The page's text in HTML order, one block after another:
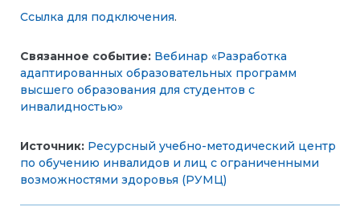
Ссылка для подключения.
Связанное событие: Вебинар «Разработка
адаптированных образовательных программ
высшего образования для студентов с
инвалидностью»
Источник: Ресурсный учебно-методический центр
по обучению инвалидов и лиц с ограниченными
возможностями здоровья (РУМЦ)